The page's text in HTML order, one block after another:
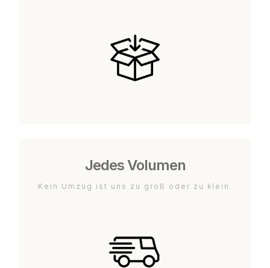
Jedes Volumen
Kein Umzug ist uns zu groß oder zu klein.